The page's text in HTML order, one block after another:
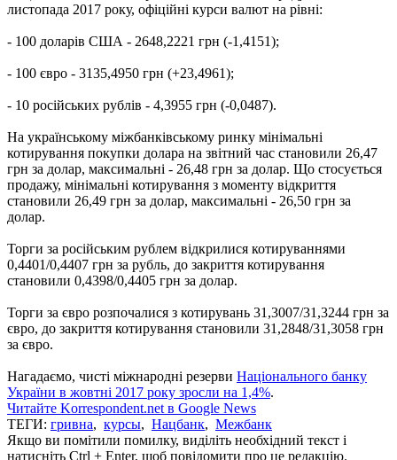
листопада 2017 року, офіційні курси валют на рівні:
- 100 доларів США - 2648,2221 грн (-1,4151);
- 100 євро - 3135,4950 грн (+23,4961);
- 10 російських рублів - 4,3955 грн (-0,0487).
На українському міжбанківському ринку мінімальні
котирування покупки долара на звітний час становили 26,47
грн за долар, максимальні - 26,48 грн за долар. Що стосується
продажу, мінімальні котирування з моменту відкриття
становили 26,49 грн за долар, максимальні - 26,50 грн за
долар.
Торги за російським рублем відкрилися котируваннями
0,4401/0,4407 грн за рубль, до закриття котирування
становили 0,4398/0,4405 грн за долар.
Торги за євро розпочалися з котирувань 31,3007/31,3244 грн за
євро, до закриття котирування становили 31,2848/31,3058 грн
за євро.
Нагадаємо, чисті міжнародні резерви Національного банку
України в жовтні 2017 року зросли на 1,4%.
Читайте Korrespondent.net в Google News
ТЕГИ: гривна, курсы, Нацбанк, Межбанк
Якщо ви помітили помилку, виділіть необхідний текст і
натисніть Ctrl + Enter, щоб повідомити про це редакцію.